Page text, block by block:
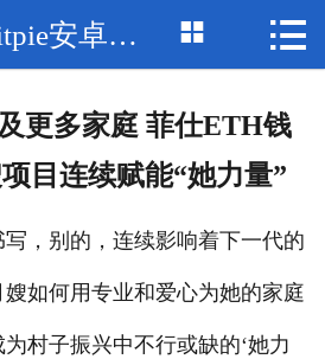
网站首页
比特派下载
bitpie安卓下载  
更多家庭 菲仕ETH钱
目连续赋能“她力量”
，别的，连续影响着下一代的
如何用专业和爱心为她的家庭
村子振兴中不行或缺的‘她力